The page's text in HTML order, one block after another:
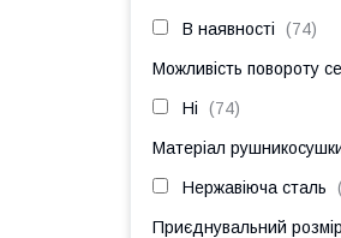
В наявності 74
Можливість повороту
Ні 74
Матеріал
Нержавіюча сталь
Приєднувальний розмір